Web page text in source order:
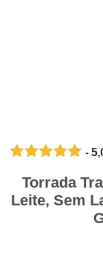
-
Torrada
Leite, Sem